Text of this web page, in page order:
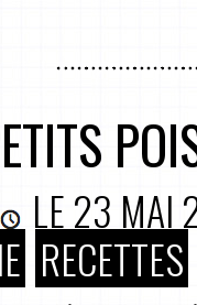
LE23 MAI
RECETTES